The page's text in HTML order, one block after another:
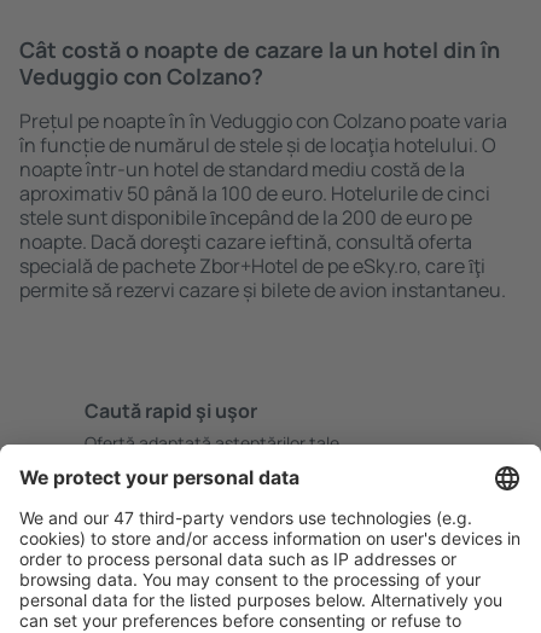
Cât costă o noapte de cazare la un hotel din în
Veduggio con Colzano?
Prețul pe noapte în în Veduggio con Colzano poate varia
în funcție de numărul de stele și de locaţia hotelului. O
noapte într-un hotel de standard mediu costă de la
aproximativ 50 până la 100 de euro. Hotelurile de cinci
stele sunt disponibile ȋncepând de la 200 de euro pe
noapte. Dacă doreşti cazare ieftină, consultă oferta
specială de pachete Zbor+Hotel de pe eSky.ro, care ȋţi
permite să rezervi cazare și bilete de avion instantaneu.
Caută rapid şi uşor
Ofertă adaptată aşteptărilor tale.
Planifică ȋn siguranţă
Rezervare fără griji cu opțiune gratuită de anulare.
Economiseşte mai mult